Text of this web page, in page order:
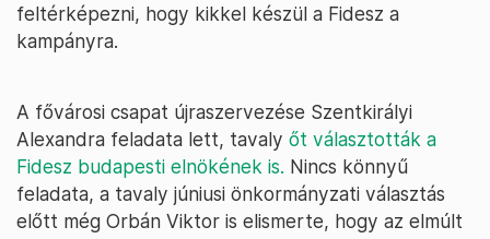
feltérképezni, hogy kikkel készül a Fidesz a
kampányra.
A fővárosi csapat újraszervezése Szentkirályi
Alexandra feladata lett, tavaly őt választották a
Fidesz budapesti elnökének is. Nincs könnyű
feladata, a tavaly júniusi önkormányzati választás
előtt még Orbán Viktor is elismerte, hogy az elmúlt